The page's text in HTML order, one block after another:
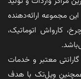
مجموعه ارائه‌دهنده
کارواش اتوماتیک،
معتبر و خدمات
ویل‌تک با هدف